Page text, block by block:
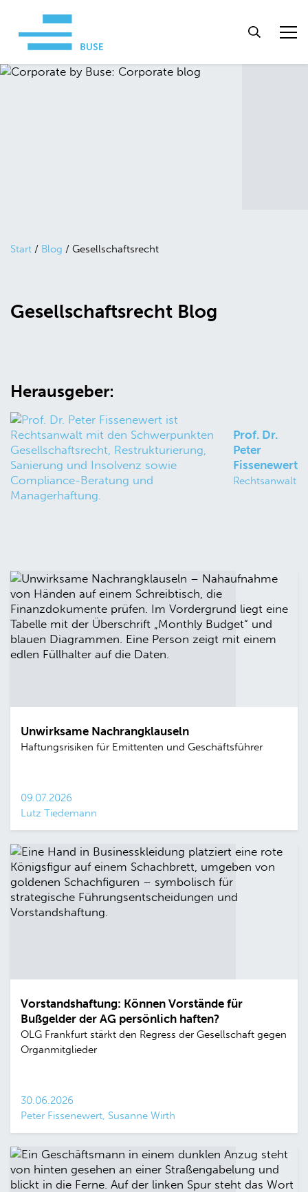
Start / Blog / Gesellschaftsrecht
Gesellschaftsrecht Blog
Herausgeber:
Prof. Dr.
Peter
Fissenewert
Rechtsanwalt
Unwirksame Nachrangklauseln
Haftungsrisiken für Emittenten und Geschäftsführer
09.07.2026
Lutz Tiedemann
Vorstandshaftung: Können Vorstände für
Bußgelder der AG persönlich haften?
OLG Frankfurt stärkt den Regress der Gesellschaft gegen
Organmitglieder
30.06.2026
Peter Fissenewert, Susanne Wirth